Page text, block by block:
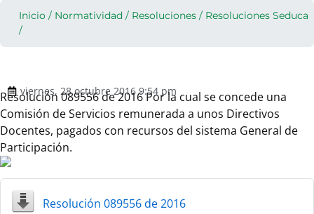
Inicio / Normatividad / Resoluciones / Resoluciones Seduca
/
viernes, 28 octubre 2016 9:54 pm
Resolución 089556 de 2016 Por la cual se concede una
Comisión de Servicios remunerada a unos Directivos
Docentes, pagados con recursos del sistema General de
Participación.
Resolución 089556 de 2016